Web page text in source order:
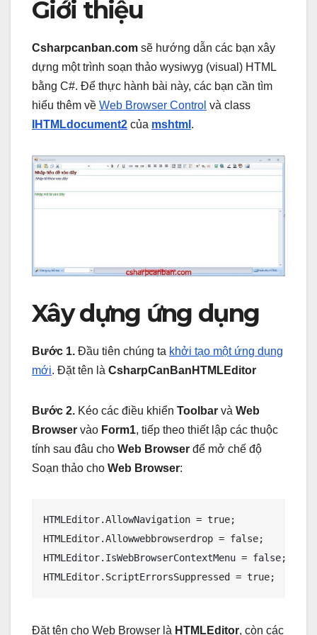
Giới thiệu
Csharpcanban.com sẽ hướng dẫn các bạn xây
dựng một trình soạn thảo wysiwyg (visual) HTML
bằng C#. Để thực hành bài này, các bạn cần tìm
hiểu thêm về Web Browser Control và class
IHTMLdocument2 của mshtml .
Xây dựng ứng dụng
Bước 1. Đầu tiên chúng ta khởi tạo một ứng dụng
mới. Đặt tên là CsharpCanBanHTMLEditor
Bước 2. Kéo các điều khiển Toolbar và Web
Browser vào Form1, tiếp theo thiết lập các thuộc
tính sau đâu cho Web Browser để mở chế độ
Soạn thảo cho Web Browser:
HTMLEditor.AllowNavigation = true;
HTMLEditor.Allowwebbrowserdrop = false;
HTMLEditor.IsWebBrowserContextMenu = false;
HTMLEditor.ScriptErrorsSuppressed = true;
Đặt tên cho Web Browser là HTMLEditor, còn các